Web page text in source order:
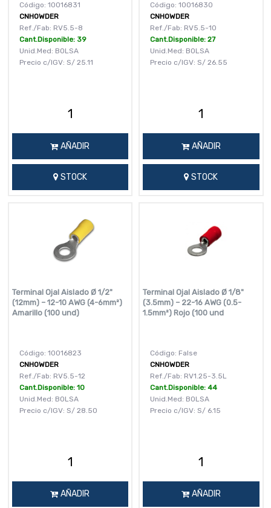
Código: 10016831
CNHOWDER
Ref./Fab: RV5.5-8
Cant.Disponible: 39
Unid.Med: BOLSA
Precio c/IGV: S/ 25.11
AÑADIR
STOCK
Código: 10016830
CNHOWDER
Ref./Fab: RV5.5-10
Cant.Disponible: 27
Unid.Med: BOLSA
Precio c/IGV: S/ 26.55
AÑADIR
STOCK
Terminal Ojal Aislado Ø 1/2"
(12mm) – 12-10 AWG (4-6mm²)
Amarillo (100 und)
Código: 10016823
CNHOWDER
Ref./Fab: RV5.5-12
Cant.Disponible: 10
Unid.Med: BOLSA
Precio c/IGV: S/ 28.50
AÑADIR
Terminal Ojal Aislado Ø 1/8"
(3.5mm) – 22-16 AWG (0.5-
1.5mm²) Rojo (100 und
Código: False
CNHOWDER
Ref./Fab: RV1.25-3.5L
Cant.Disponible: 44
Unid.Med: BOLSA
Precio c/IGV: S/ 6.15
AÑADIR